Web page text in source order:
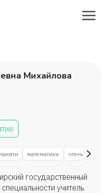
Михайлова
математике чтению
государственный
учитель